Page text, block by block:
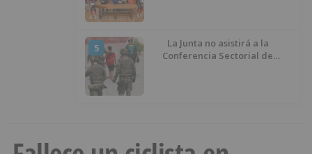
5
La Junta no asistirá a la
Conferencia Sectorial de